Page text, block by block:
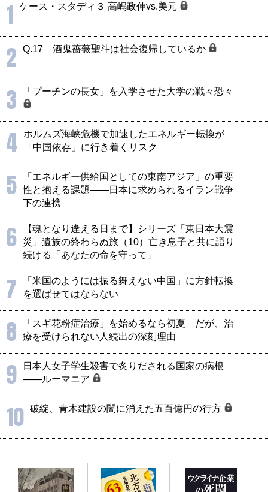
1 ケース・スタディ３ 高嶋政伸vs.美元
2 Q.17 酒鬼薔薇聖斗は社会復帰しているか
3 「プーチンの長女」を入学させた大学の戦々恐々
4
ホルムズ海峡危機で加速したエネルギー転換が
「中国依存」に行き着くリスク
5
「エネルギー供給国としての東南アジア」の重要
性と抱える課題――日本に求められるイラン戦争
下の連携
6
【魂となり逢える日まで】シリーズ「東日本大震
災」遺族の終わらぬ旅（10）亡き息子と共に語り
続ける「あなたの命を守って」
7
「米国のようには振る舞えない中国」に方針転換
を選ばせてはならない
8
「スギ花粉症治療」を始めるなら初夏 だが、治
療を受けられない人続出の深刻理由
9
日本人女子学生殺害で炙りだされる国家の病根
――ルーマニア
10 破綻、青木建設の闇に消えた五百億円の行方